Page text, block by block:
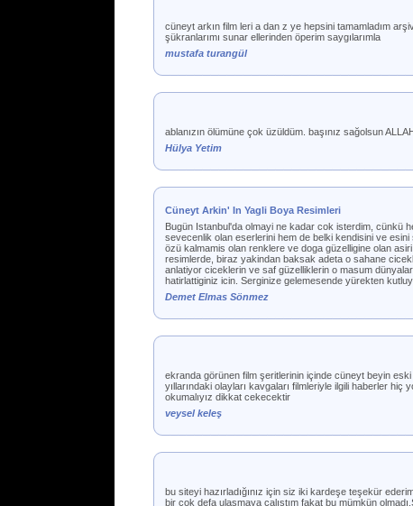
cüneyt arkın film leri a dan z ye hepsini tamamladım
şükranlarımı sunar ellerinden öperim saygılarımla
mustafa turangül
ablanızın ölümüne çok üzüldüm. başınız sağolsun
Hülya Yetim
Cüneyt Arkin' In Yagli Boya Resimleri
Bugün Istanbul'da olmayi ne kadar cok isterdim, cünkü
sevecenlik olan eserlerini hem de belki kendisini ve
özü kalmamis olan renklere ve doga güzelligine olan
resimlerde, biraz yakindan baksak adeta o sahane
anlatiyor ciceklerin ve saf güzelliklerin o masum
hatirlattiginiz icin. Serginize gelemesende yürekten
Demet Elmas Sönmez
ekranda görünen film şeritlerinin içinde cüneyt beyin
yıllarındaki olayları kavgaları filmleriyle ilgili haberler
okumalıyız dikkat cekecektir
veysel keleş
bu siteyi hazırladığınız için siz iki kardeşe teşekür
bir çok defa ulaşmaya çalıştım fakat bu mümkün